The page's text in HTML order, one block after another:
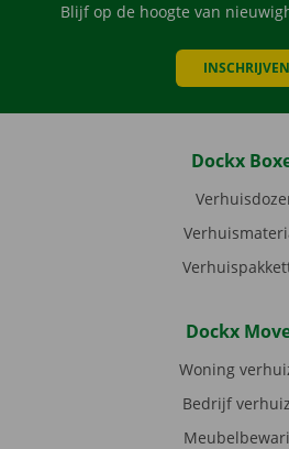
Blijf op de hoogte van
INSCHRIJVEN
Dockx
Dockx
Woning
Bedrijf